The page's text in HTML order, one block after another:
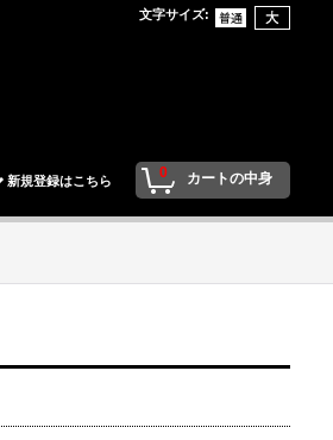
文字サイズ:
0 カートの中身
新規登録はこちら